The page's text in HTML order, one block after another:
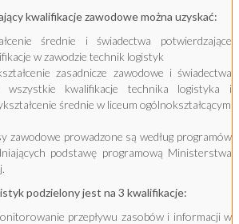
kwalifikacje zawodowe można uzyskać:
średnie i świadectwa potwierdzające
w zawodzie technik logistyk
zasadnicze zawodowe i świadectwa
wszystkie kwalifikacje technika logistyka i
średnie w liceum ogólnokształcącym
zawodowe prowadzone są według programów
podstawę programową Ministerstwa
podzielony jest na 3 kwalifikacje:
przepływu zasobów i informacji w